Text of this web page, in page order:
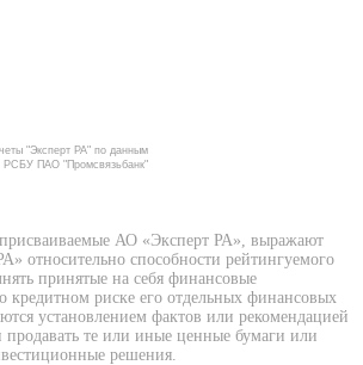
"Эксперт РА" по данным
РСБУ ПАО "Промсвязьбанк"
АО «Эксперт РА», выражают
относительно способности рейтингуемого
принятые на себя финансовые
кредитном риске его отдельных финансовых
установлением фактов или рекомендацией
продавать те или иные ценные бумаги или
решения.